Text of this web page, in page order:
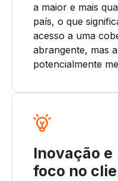
a maior e mais
país, o que
acesso a uma
abrangente, mas
potencialmente
Inovação e
foco no